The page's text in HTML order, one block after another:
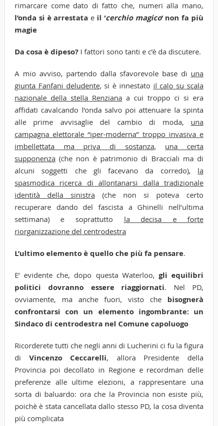
rimarcare come dato di fatto che, numeri alla mano,
l’onda si è arrestatae il ‘cerchio magico‘ non fa più
magie
Da cosa è dipeso?I fattori sono tanti e c’è da discutere.
A mio avviso, partendo dalla sfavorevole base di una
giunta Fanfani deludente, si è innestato il calo su scala
nazionale della stella Renzianaa cui troppo ci si era
affidati cavalcando l’onda salvo poi attenuare la spinta
alle prime avvisaglie del cambio di moda, una
campagna elettorale “iper-moderna” troppo invasiva e
imbellettata ma priva di sostanza, una certa
supponenza(che non è patrimonio di Bracciali ma di
alcuni soggetti che gli facevano da corredo), la
spasmodica ricerca di allontanarsi dalla tradizionale
identità della sinistra(che non si poteva certo
recuperare dando del fascista a Ghinelli nell’ultima
settimana) e soprattutto la decisa e forte
riorganizzazione del centrodestra
L’ultimo elemento è quello che più fa pensare.
E’ evidente che, dopo questa Waterloo, gli equilibri
politici dovranno essere riaggiornati. Nel PD,
ovviamente, ma anche fuori, visto che bisognerà
confrontarsi con un elemento ingombrante: un
Sindaco di centrodestra nel Comune capoluogo
Ricorderete tutti che negli anni di Lucherini ci fu la figura
di Vincenzo Ceccarelli, allora Presidente della
Provincia poi decollato in Regione e recordman delle
preferenze alle ultime elezioni, a rappresentare una
sorta di baluardo: ora che la Provincia non esiste più,
poichè è stata cancellata dallo stesso PD, la cosa diventa
più complicata